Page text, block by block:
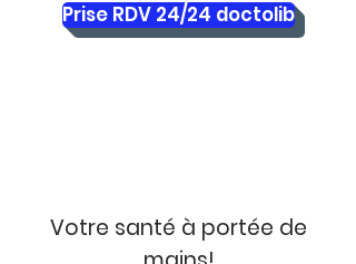
Prise RDV 24/24 doctolib
Votre santé à portée de